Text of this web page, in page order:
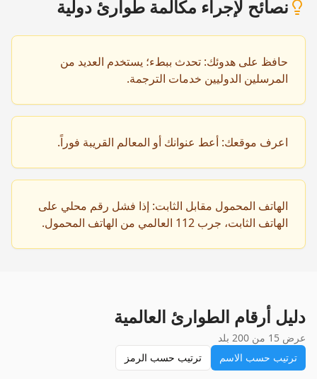
نصائح لإجراء مكالمة طوارئ دولية
حافظ على هدوئك: تحدث ببطء؛ يستخدم العديد من
المرسلين الدوليين خدمات الترجمة.
اعرف موقعك: أعط عنوانك أو المعالم القريبة فوراً.
الهاتف المحمول مقابل الثابت: إذا فشل رقم محلي على
الهاتف الثابت، جرب 112 العالمي من الهاتف المحمول.
دليل أرقام الطوارئ العالمية
عرض 15 من 200 بلد
ترتيب حسب الاسم
ترتيب حسب الرمز